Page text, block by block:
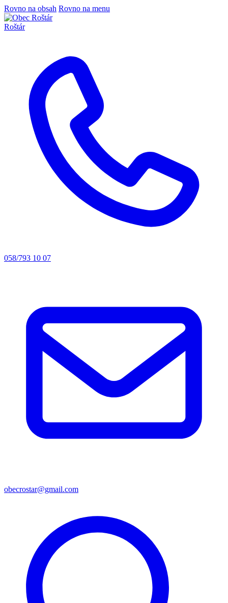
Rovno na obsah Rovno na menu
Roštár
058/793 10 07
obecrostar@gmail.com